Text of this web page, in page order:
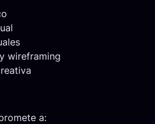
wireframing
a: